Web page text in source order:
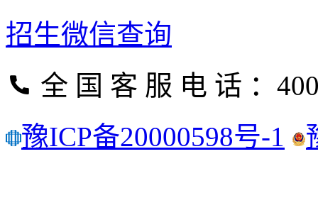
招生微信查询
全 国 客 服 电 话 ：
豫ICP备20000598号-1